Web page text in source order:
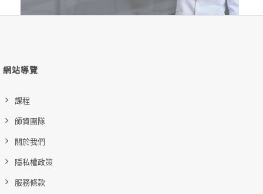
購買後有效期限：課程下架時
網站導覽
課程
師資團隊
關於我們
隱私權政策
服務條款